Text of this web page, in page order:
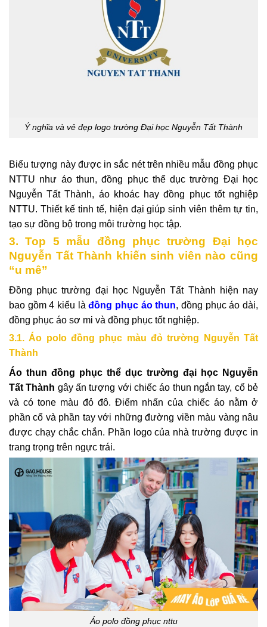
Ý nghĩa và vẻ đẹp logo trường Đại học Nguyễn Tất Thành
Biểu tượng này được in sắc nét trên nhiều mẫu đồng phục
NTTU như áo thun, đồng phục thể dục trường Đại học
Nguyễn Tất Thành, áo khoác hay đồng phục tốt nghiệp
NTTU. Thiết kế tinh tế, hiện đại giúp sinh viên thêm tự tin,
tạo sự đồng bộ trong môi trường học tập.
3. Top 5 mẫu đồng phục trường Đại học
Nguyễn Tất Thành khiến sinh viên nào cũng
“u mê”
Đồng phục trường đại học Nguyễn Tất Thành hiện nay
bao gồm 4 kiểu làđồng phục áo thun, đồng phục áo dài,
đồng phục áo sơ mi và đồng phục tốt nghiệp.
3.1. Áo polo đồng phục màu đỏ trường Nguyễn Tất
Thành
Áo thun đồng phục thể dục trường đại học Nguyễn
Tất Thành gây ấn tượng với chiếc áo thun ngắn tay, cổ bẻ
và có tone màu đỏ đô. Điểm nhấn của chiếc áo nằm ở
phần cổ và phần tay với những đường viền màu vàng nâu
được chạy chắc chắn. Phần logo của nhà trường được in
trang trọng trên ngực trái.
Áo polo đồng phục nttu